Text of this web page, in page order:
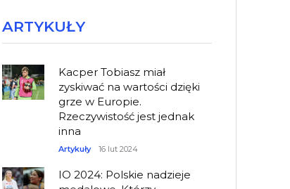
ARTYKUŁY
Kacper Tobiasz miał
zyskiwać na wartości dzięki
grze w Europie.
Rzeczywistość jest jednak
inna
Artykuły 16 lut 2024
IO 2024: Polskie nadzieje